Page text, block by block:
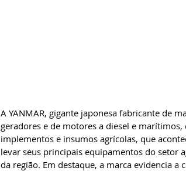
A YANMAR, gigante japonesa fabricante de
geradores e de motores a diesel e
implementos e insumos agrícolas, que
levar seus principais equipamentos do setor
da região. Em destaque, a marca evidencia